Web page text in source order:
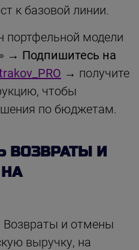
к базовой линии.
портфельной модели
→ Подпишитесь на
→ получите
чтобы
по бюджетам.
ВОЗВРАТЫ И
Возвраты и отмены
выручку, на